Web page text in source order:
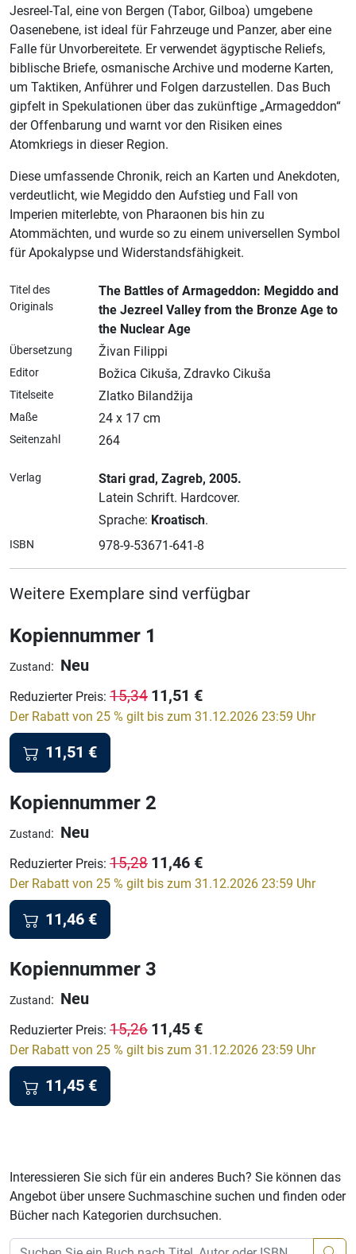
Jesreel-Tal, eine von Bergen (Tabor, Gilboa) umgebene
Oasenebene, ist ideal für Fahrzeuge und Panzer, aber eine
Falle für Unvorbereitete. Er verwendet ägyptische Reliefs,
biblische Briefe, osmanische Archive und moderne Karten,
um Taktiken, Anführer und Folgen darzustellen. Das Buch
gipfelt in Spekulationen über das zukünftige „Armageddon“
der Offenbarung und warnt vor den Risiken eines
Atomkriegs in dieser Region.
Diese umfassende Chronik, reich an Karten und Anekdoten,
verdeutlicht, wie Megiddo den Aufstieg und Fall von
Imperien miterlebte, von Pharaonen bis hin zu
Atommächten, und wurde so zu einem universellen Symbol
für Apokalypse und Widerstandsfähigkeit.
Titel des
Originals
The Battles of Armageddon: Megiddo and
the Jezreel Valley from the Bronze Age to
the Nuclear Age
Übersetzung Živan Filippi
Editor Božica Cikuša, Zdravko Cikuša
Titelseite Zlatko Bilandžija
Maße 24 x 17 cm
Seitenzahl 264
Verlag Stari grad, Zagreb, 2005.
Latein Schrift. Hardcover.
Sprache: Kroatisch.
ISBN 978-9-53671-641-8
Weitere Exemplare sind verfügbar
Kopiennummer 1
Zustand: Neu
Reduzierter Preis: 15,34 11,51 €
Der Rabatt von 25 % gilt bis zum 31.12.2026 23:59 Uhr
11,51 €
Kopiennummer 2
Zustand: Neu
Reduzierter Preis: 15,28 11,46 €
Der Rabatt von 25 % gilt bis zum 31.12.2026 23:59 Uhr
11,46 €
Kopiennummer 3
Zustand: Neu
Reduzierter Preis: 15,26 11,45 €
Der Rabatt von 25 % gilt bis zum 31.12.2026 23:59 Uhr
11,45 €
Interessieren Sie sich für ein anderes Buch? Sie können das
Angebot über unsere Suchmaschine suchen und finden oder
Bücher nach Kategorien durchsuchen.